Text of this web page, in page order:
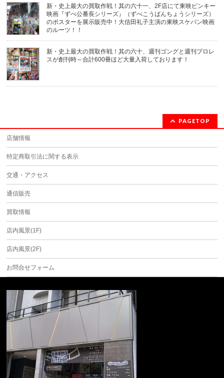
新・史上最大の買取作戦！其の六十一、2F店にて東映ピンキー
映画『ずべ公番長シリーズ』（ずべこうばんちょうシリーズ）
のポスターを展示販売中！大信田礼子主演の東映スケバン映画
のルーツ！！
新・史上最大の買取作戦！其の六十、週刊ゴングと週刊プロレ
スが創刊時～合計600冊ほど大量入荷しております！
PAGETOP
店舗情報
特定商取引法に関する表示
交通・アクセス
通信販売
買取情報
店内風景(1F)
店内風景(2F)
お問合せフォーム